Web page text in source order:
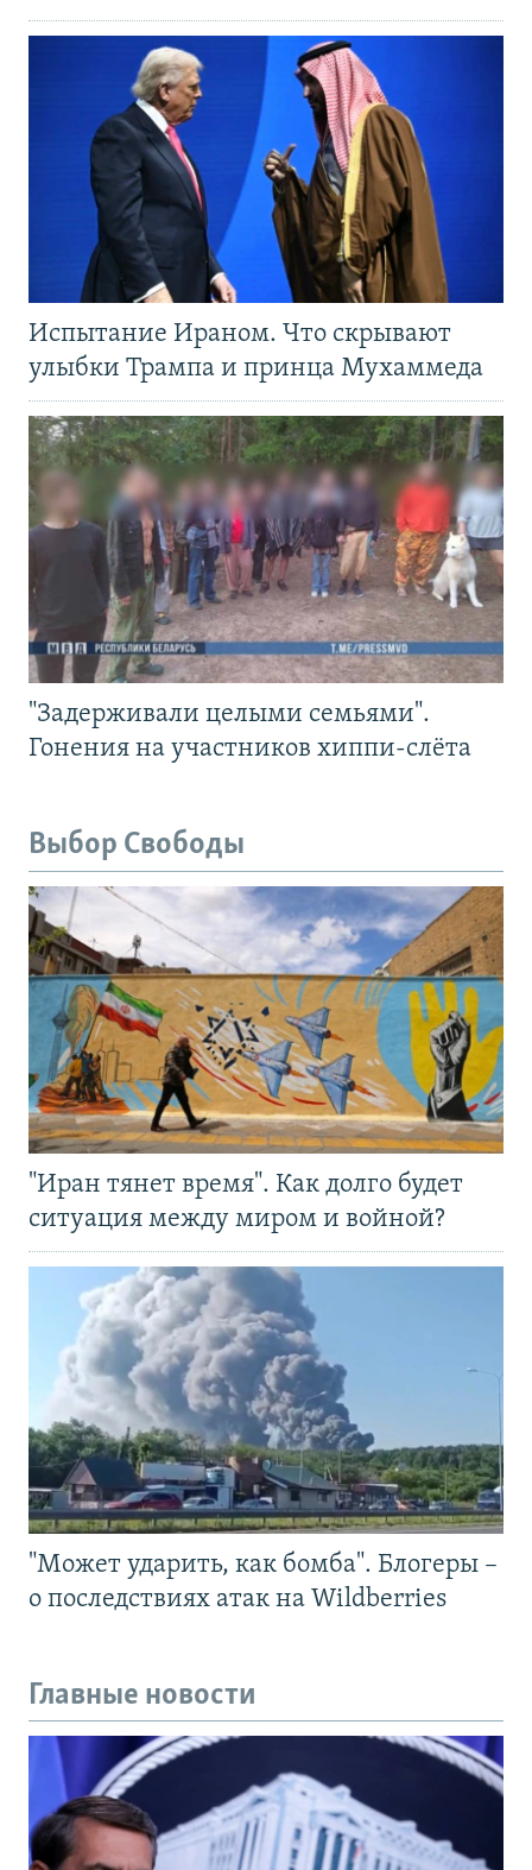
Испытание Ираном. Что скрывают
улыбки Трампа и принца Мухаммеда
"Задерживали целыми семьями".
Гонения на участников хиппи-слёта
Выбор Свободы
"Иран тянет время". Как долго будет
ситуация между миром и войной?
"Может ударить, как бомба". Блогеры –
о последствиях атак на Wildberries
Главные новости